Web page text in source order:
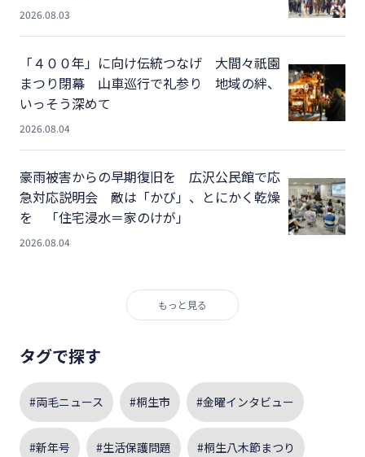
2026.08.03
「４００年」に向け伝統つなげ 大間々祇園
まつり閉幕 山車巡行で礼参り 地域の絆、
いっそう深めて
2026.08.04
豪雨被害からの早期復旧を 広沢公民館で応
急対応説明会 敵は「かび」、とにかく乾燥
を 「住宅浸水＝家のけが」
2026.08.04
もっと見る
タグで探す
#両毛ニュース #桐生市 #金曜インタビュー
#新年号 #生活保護問題 #桐生八木節まつり